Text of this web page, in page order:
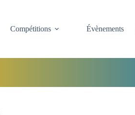
Compétitions Évènements